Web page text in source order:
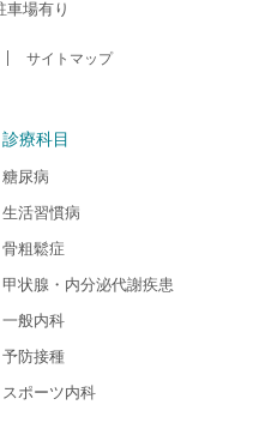
場有り
サイトマップ
診療科目
糖尿病
生活習慣病
骨粗鬆症
甲状腺・内分泌代謝疾患
一般内科
予防接種
スポーツ内科